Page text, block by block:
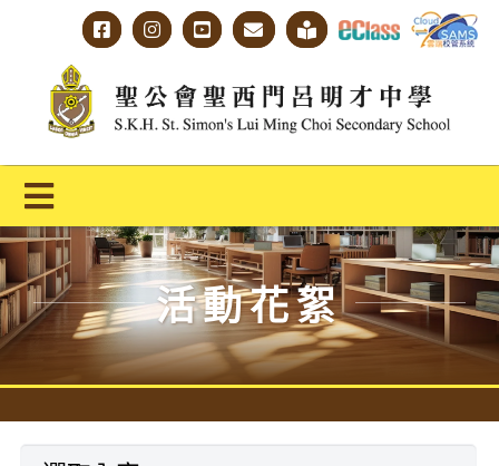
content
Toggle
Navigation
主頁
學校概覽
明才人學習藍圖
明才人成長階梯
活動花絮